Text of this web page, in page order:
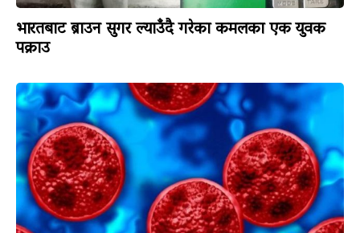
भारतबाट ब्राउन सुगर ल्याउँदै गरेका कमलका एक युवक
पक्राउ